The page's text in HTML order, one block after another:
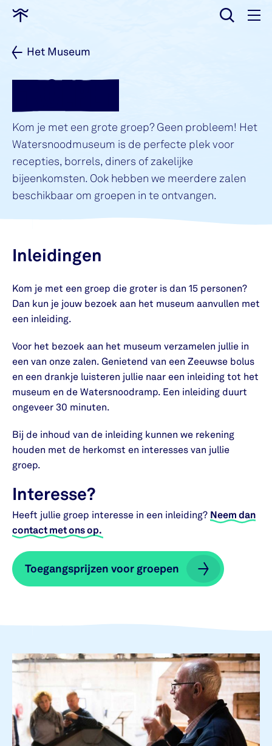
Ga
homeHet Museum
Kom je met een grote groep? Geen probleem! Het
Watersnoodmuseum is de perfecte plek voor
recepties, borrels, diners of zakelijke
bijeenkomsten. Ook hebben we meerdere zalen
beschikbaar om groepen in te ontvangen.
Inleidingen
Kom je met een groep die groter is dan 15 personen?
Dan kun je jouw bezoek aan het museum aanvullen met
een inleiding.
Voor het bezoek aan het museum verzamelen jullie in
een van onze zalen. Genietend van een Zeeuwse bolus
en een drankje luisteren jullie naar een inleiding tot het
museum en de Watersnoodramp. Een inleiding duurt
ongeveer 30 minuten.
Bij de inhoud van de inleiding kunnen we rekening
houden met de herkomst en interesses van jullie
groep.
Interesse?
Heeft jullie groep interesse in een inleiding? Neem dan
contact met ons op.
Toegangsprijzen voor groepen
Toegangsprijzen voor groepen